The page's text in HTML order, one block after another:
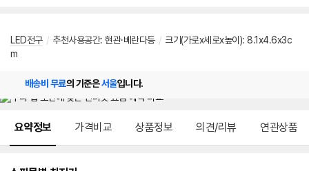
LED전구 / 추천사용공간: 현관·베란다등 / 크기(가로x세로x높이): 8.1x4.6x3c
m
배송비 무료의 기준은서울입니다.
요약정보 가격비교 상품정보 의견/리뷰 연관상품